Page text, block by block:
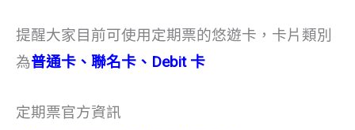
提醒大家目前可使用定期票的悠遊卡，卡片類別
為普通卡、聯名卡、Debit 卡
定期票官方資訊